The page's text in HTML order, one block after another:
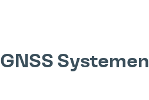
GNSS Systemen